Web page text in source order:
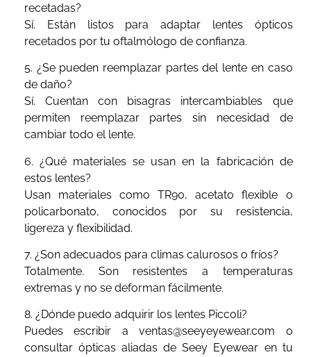
recetadas?
Sí. Están listos para adaptar lentes ópticos
recetados por tu oftalmólogo de confianza.
5. ¿Se pueden reemplazar partes del lente en caso
de daño?
Sí. Cuentan con bisagras intercambiables que
permiten reemplazar partes sin necesidad de
cambiar todo el lente.
6. ¿Qué materiales se usan en la fabricación de
estos lentes?
Usan materiales como TR90, acetato flexible o
policarbonato, conocidos por su resistencia,
ligereza y flexibilidad.
7. ¿Son adecuados para climas calurosos o fríos?
Totalmente. Son resistentes a temperaturas
extremas y no se deforman fácilmente.
8. ¿Dónde puedo adquirir los lentes Piccoli?
Puedes escribir a ventas@seeyeyewear.com o
consultar ópticas aliadas de Seey Eyewear en tu